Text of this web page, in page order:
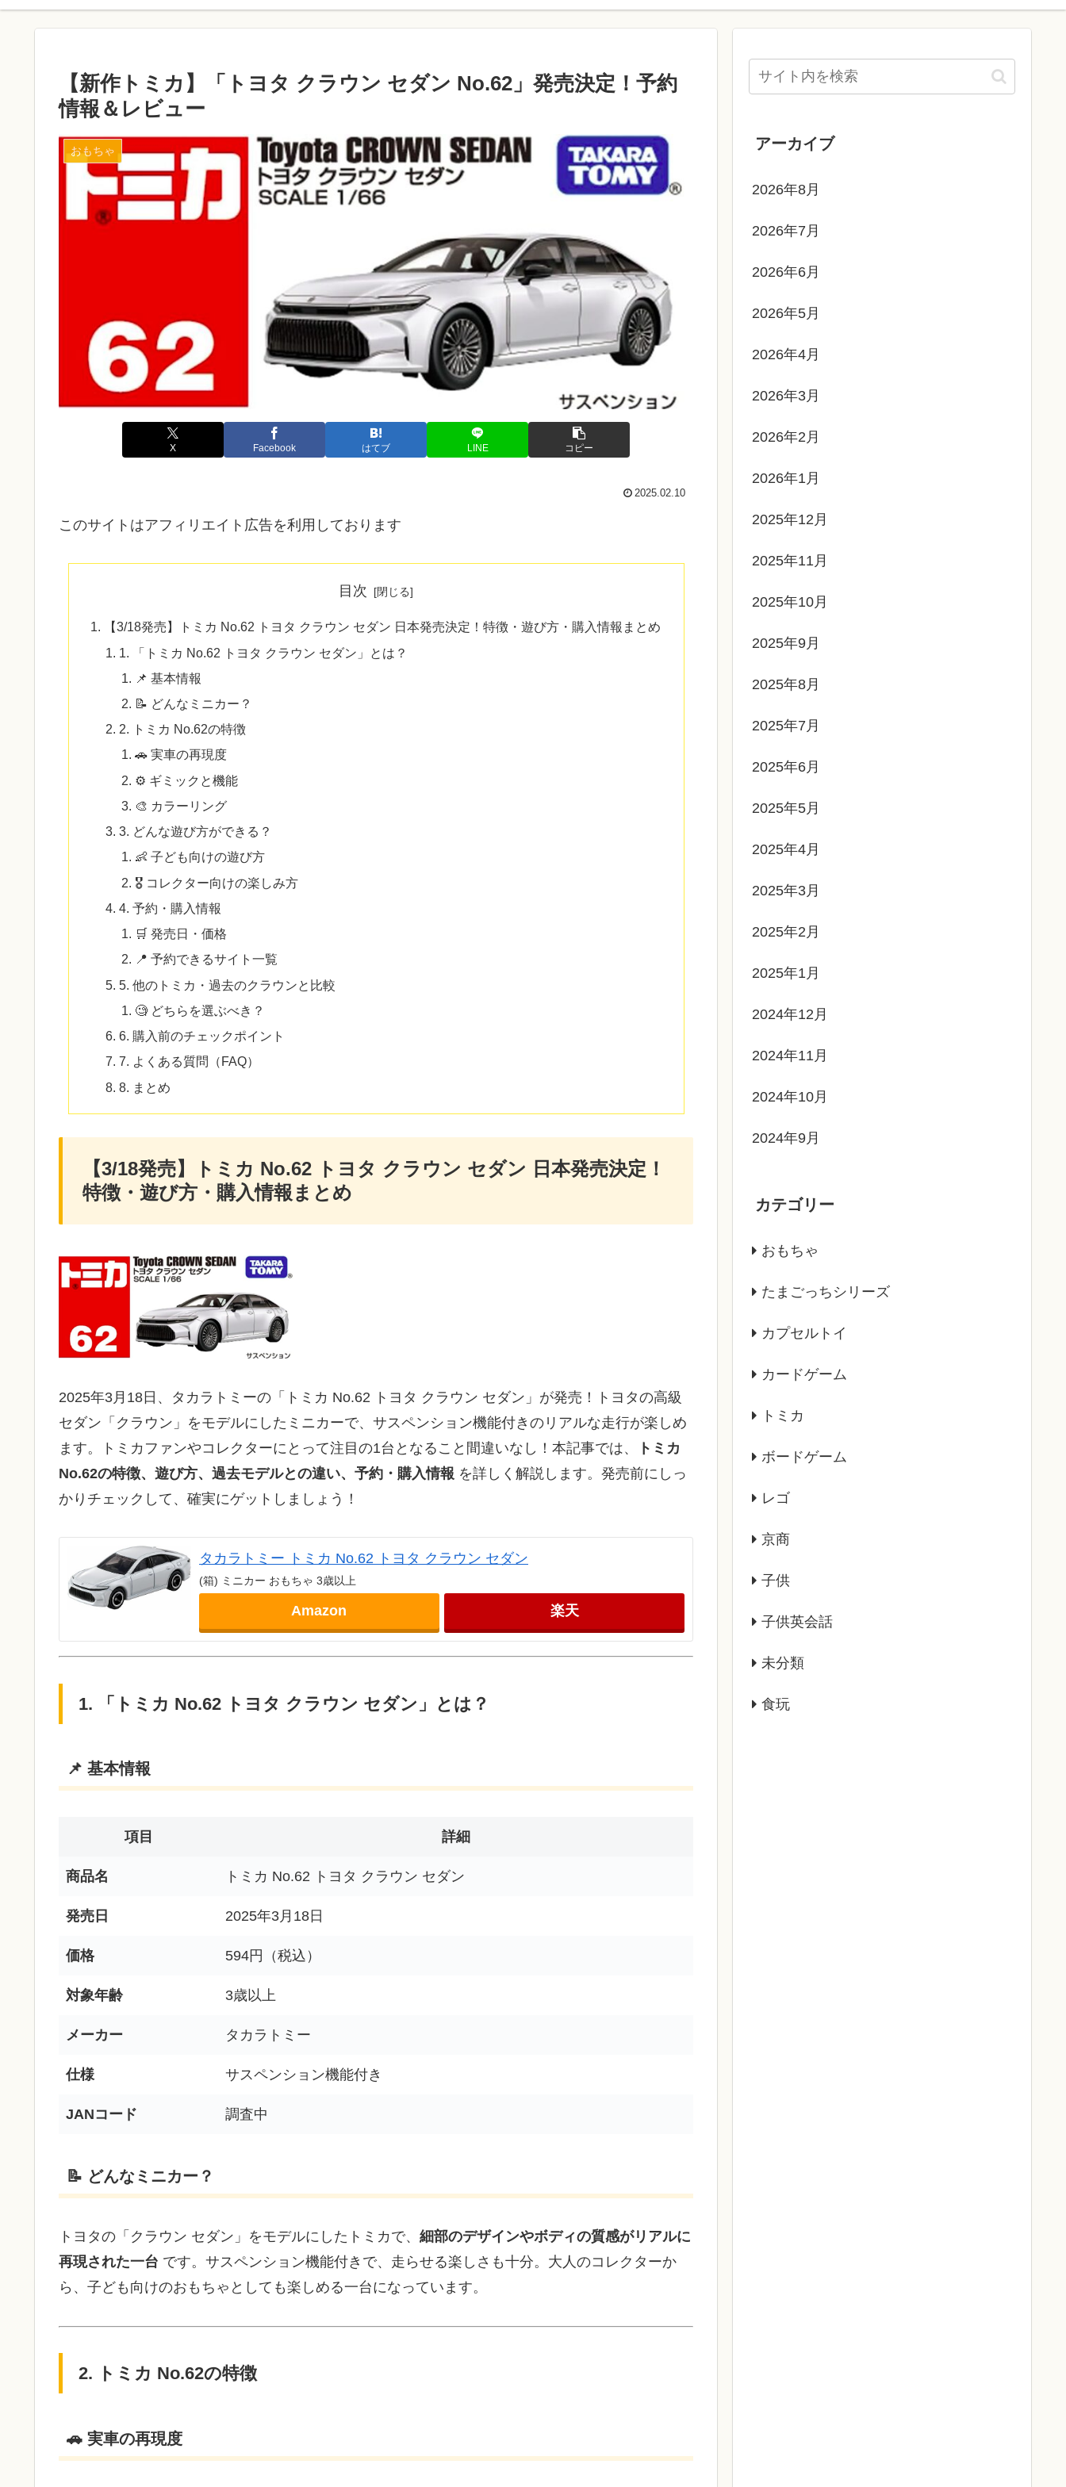
【新作トミカ】「トヨタ クラウン セダン No.62」発売決定！予約
情報＆レビュー
おもちゃ
X Facebook はてブ LINE コピー
2025.02.10
このサイトはアフィリエイト広告を利用しております
目次
【3/18発売】トミカ No.62 トヨタ クラウン セダン 日本発売決定！特徴・遊び方・購入情報まとめ
1. 「トミカ No.62 トヨタ クラウン セダン」とは？
📌 基本情報
📝 どんなミニカー？
2. トミカ No.62の特徴
🚗 実車の再現度
⚙️ ギミックと機能
🎨 カラーリング
3. どんな遊び方ができる？
👶 子ども向けの遊び方
🎖️ コレクター向けの楽しみ方
4. 予約・購入情報
🛒 発売日・価格
📍 予約できるサイト一覧
5. 他のトミカ・過去のクラウンと比較
🧐 どちらを選ぶべき？
6. 購入前のチェックポイント
7. よくある質問（FAQ）
8. まとめ
【3/18発売】トミカ No.62 トヨタ クラウン セダン 日本発売決定！
特徴・遊び方・購入情報まとめ
2025年3月18日、タカラトミーの「トミカ No.62 トヨタ クラウン セダン」が発売！トヨタの高級
セダン「クラウン」をモデルにしたミニカーで、サスペンション機能付きのリアルな走行が楽しめ
ます。トミカファンやコレクターにとって注目の1台となること間違いなし！本記事では、
トミカ
No.62の特徴、遊び方、過去モデルとの違い、予約・購入情報 を詳しく解説します。発売前にしっ
かりチェックして、確実にゲットしましょう！
タカラトミー トミカ No.62 トヨタ クラウン セダン
(箱) ミニカー おもちゃ 3歳以上
Amazon 楽天
1. 「トミカ No.62 トヨタ クラウン セダン」とは？
📌 基本情報
項目 詳細
商品名 トミカ No.62 トヨタ クラウン セダン
発売日 2025年3月18日
価格 594円（税込）
対象年齢 3歳以上
メーカー タカラトミー
仕様 サスペンション機能付き
JANコード 調査中
📝 どんなミニカー？
トヨタの「クラウン セダン」をモデルにしたトミカで、 細部のデザインやボディの質感がリアルに
再現された一台 です。サスペンション機能付きで、走らせる楽しさも十分。大人のコレクターか
ら、子ども向けのおもちゃとしても楽しめる一台になっています。
2. トミカ No.62の特徴
🚗 実車の再現度
アーカイブ
2026年8月
2026年7月
2026年6月
2026年5月
2026年4月
2026年3月
2026年2月
2026年1月
2025年12月
2025年11月
2025年10月
2025年9月
2025年8月
2025年7月
2025年6月
2025年5月
2025年4月
2025年3月
2025年2月
2025年1月
2024年12月
2024年11月
2024年10月
2024年9月
カテゴリー
おもちゃ
たまごっちシリーズ
カプセルトイ
カードゲーム
トミカ
ボードゲーム
レゴ
京商
子供
子供英会話
未分類
食玩